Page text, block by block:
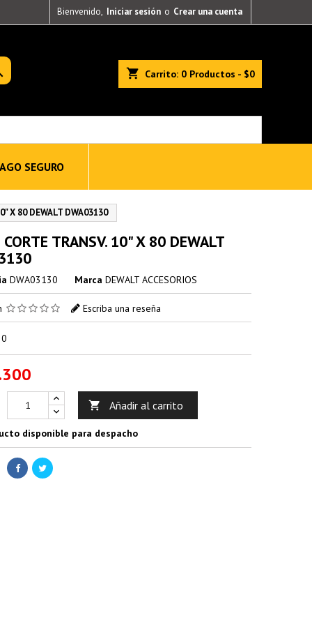
Bienvenido, Iniciar sesión o Crear una cuenta
shopping_cart Carrito: 0 Productos - $0
SEGURO
X 80 DEWALT DWA03130
CORTE TRANSV. 10" X 80 DEWALT
DWA03130 Marca DEWALT ACCESORIOS
Escriba una reseña
 Añadir al carrito
disponible para despacho